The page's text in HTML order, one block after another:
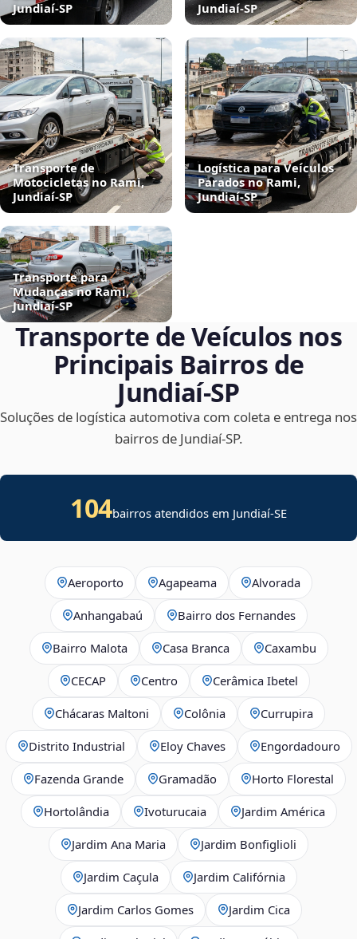
Jundiaí‑SP
Jundiaí‑SP
Transporte de
Motocicletas no Rami,
Jundiaí‑SP
Logística para Veículos
Parados no Rami,
Jundiaí‑SP
Transporte para
Mudanças no Rami,
Jundiaí‑SP
Transporte de Veículos nos
Principais Bairros de
Jundiaí‑SP
Soluções de logística automotiva com coleta e entrega nos
bairros de Jundiaí‑SP.
104bairros atendidos em Jundiaí-SE
Aeroporto Agapeama Alvorada
Anhangabaú Bairro dos Fernandes
Bairro Malota Casa Branca Caxambu
CECAP Centro Cerâmica Ibetel
Chácaras Maltoni Colônia Currupira
Distrito Industrial Eloy Chaves Engordadouro
Fazenda Grande Gramadão Horto Florestal
Hortolândia Ivoturucaia Jardim América
Jardim Ana Maria Jardim Bonfiglioli
Jardim Caçula Jardim Califórnia
Jardim Carlos Gomes Jardim Cica